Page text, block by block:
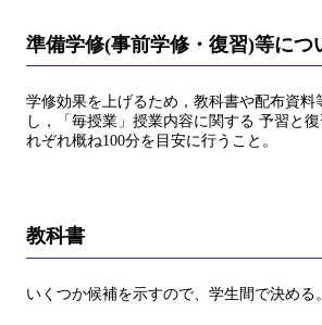
準備学修(事前学修・復習)等につ
学修効果を上げるため，教科書や配布資料
し，「毎授業」授業内容に関する 予習と
れぞれ概ね100分を目安に行うこと。
教科書
いくつか候補を示すので、学生間で決める。